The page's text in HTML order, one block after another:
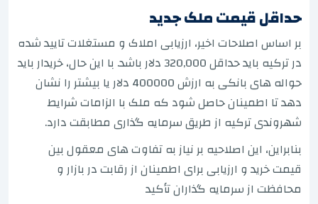
حداقل قیمت ملک جدید
بر اساس اصلاحات اخیر، ارزیابی املاک و مستغلات تایید شده
در ترکیه باید حداقل 320,000 دلار باشد. با این حال، خریدار باید
حواله های بانکی به ارزش 400000 دلار یا بیشتر را نشان
دهد تا اطمینان حاصل شود که ملک با الزامات شرایط
شهروندی ترکیه از طریق سرمایه گذاری مطابقت دارد.
بنابراین، این اصلاحیه بر نیاز به تفاوت های معقول بین
قیمت خرید و ارزیابی برای اطمینان از رقابت در بازار و
محافظت از سرمایه گذاران تأکید